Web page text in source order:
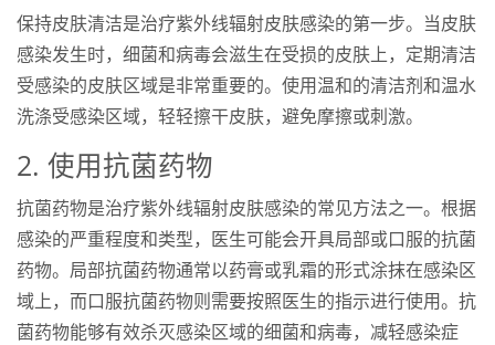
保持皮肤清洁是治疗紫外线辐射皮肤感染的第一步。当皮肤
感染发生时，细菌和病毒会滋生在受损的皮肤上，定期清洁
受感染的皮肤区域是非常重要的。使用温和的清洁剂和温水
洗涤受感染区域，轻轻擦干皮肤，避免摩擦或刺激。
2. 使用抗菌药物
抗菌药物是治疗紫外线辐射皮肤感染的常见方法之一。根据
感染的严重程度和类型，医生可能会开具局部或口服的抗菌
药物。局部抗菌药物通常以药膏或乳霜的形式涂抹在感染区
域上，而口服抗菌药物则需要按照医生的指示进行使用。抗
菌药物能够有效杀灭感染区域的细菌和病毒，减轻感染症